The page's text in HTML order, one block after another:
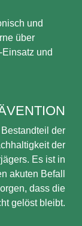
und
über
und
der
der
Es ist in
akuten Befall
dass die
gelöst bleibt.